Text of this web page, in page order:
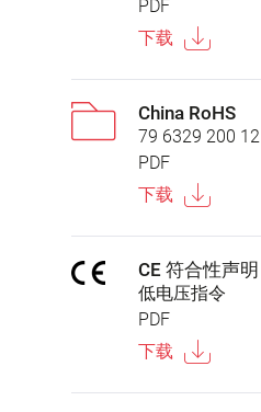
PDF
下载
China RoHS
79 6329 200 12
PDF
下载
CE 符合性声明
低电压指令
PDF
下载